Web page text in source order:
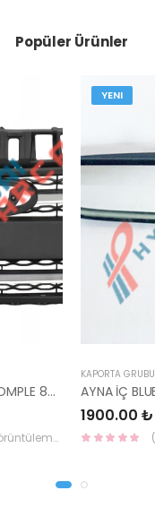
Popüler Ürünler
PANJUR İ30 2015- KOMPLE 86350-A6800-YS
( 1723 Görüntüleme )
YENI
KAPORTA GRUBU
1900.00 ₺